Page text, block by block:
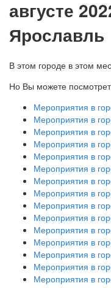
августе
Ярославль
В этом городе в этом
Но Вы можете
Мероприятия в
Мероприятия в
Мероприятия в
Мероприятия в
Мероприятия в
Мероприятия в
Мероприятия в
Мероприятия в
Мероприятия в
Мероприятия в
Мероприятия в
Мероприятия в
Мероприятия в
Мероприятия в
Мероприятия в